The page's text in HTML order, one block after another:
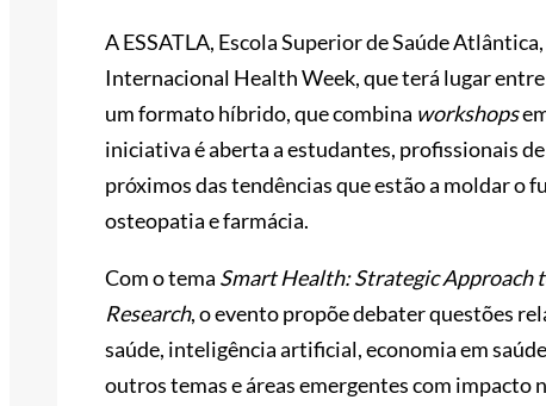
A ESSATLA, Escola Superior de Saúde
Internacional Health Week, que terá lugar
um formato híbrido, que combina workshops
iniciativa é aberta a estudantes, profissionais
próximos das tendências que estão a moldar o
osteopatia e farmácia.
Com o tema Smart Health: Strategic Approach
Research, o evento propõe debater questões
saúde, inteligência artificial, economia em
outros temas e áreas emergentes com impacto